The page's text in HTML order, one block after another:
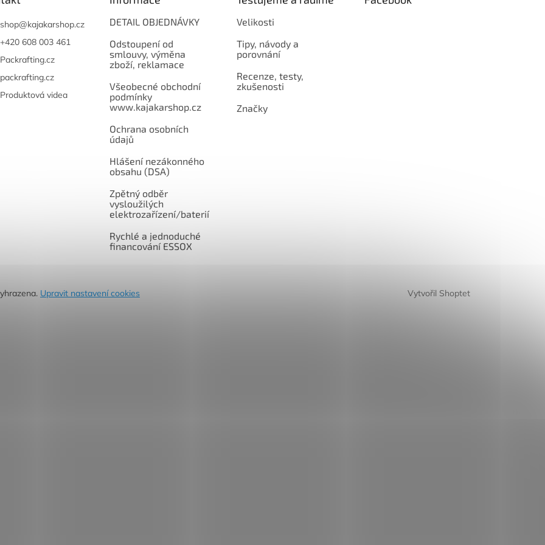
shop@kajakarshop.cz
+420 608 003 461
Packrafting.cz
packrafting.cz
Produktová videa
DETAIL OBJEDNÁVKY
Odstoupení od
smlouvy, výměna
zboží, reklamace
Všeobecné obchodní
podmínky
www.kajakarshop.cz
Ochrana osobních
údajů
Hlášení nezákonného
obsahu (DSA)
Zpětný odběr
vysloužilých
elektrozařízení/baterií
Rychlé a jednoduché
financování ESSOX
Velikosti
Tipy, návody a
porovnání
Recenze, testy,
zkušenosti
Značky
Vytvořil Shoptet
Upravit nastavení cookies